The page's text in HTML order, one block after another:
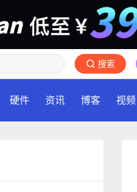
搜索
硬件 资讯 博客 视频